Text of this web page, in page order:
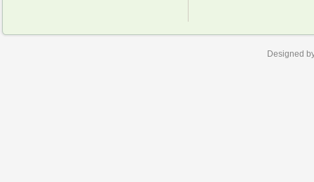
Designed